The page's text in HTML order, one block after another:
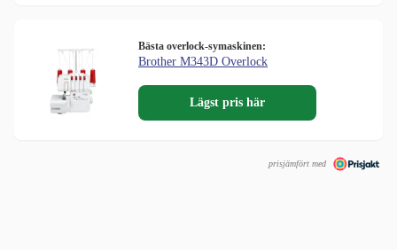
Bästa overlock-symaskinen:
Brother M343D Overlock
Lägst pris här
prisjämfört med